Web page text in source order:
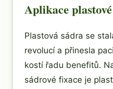
Aplikace
Plastová sádra se
revolucí a přinesla
kostí řadu benefitů.
sádrové fixace je